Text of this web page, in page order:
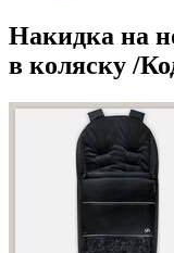
Накидка на
в коляску /